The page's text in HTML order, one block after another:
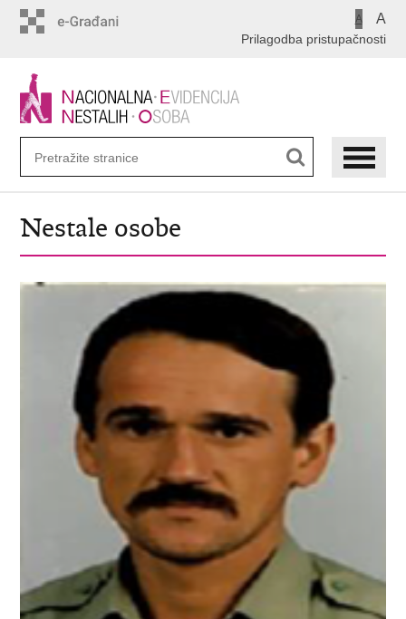
A A
Prilagodba pristupačnosti
Nestale osobe